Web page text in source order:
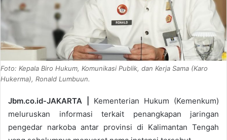
Foto: Kepala Biro Hukum, Komunikasi Publik, dan Kerja Sama (Karo
Hukerma), Ronald Lumbuun.
Jbm.co.id-JAKARTA |
Kementerian Hukum (Kemenkum)
meluruskan informasi terkait penangkapan jaringan
pengedar narkoba antar provinsi di Kalimantan Tengah